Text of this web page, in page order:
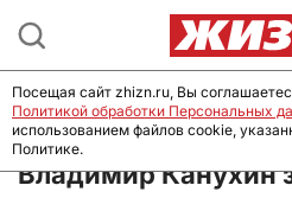
11 декабря 2024, 09:30
Владимир Канухин
Посещая сайт zhizn.ru, Вы
Политикой обработки Персональных
использованием файлов cookie,
Политике.